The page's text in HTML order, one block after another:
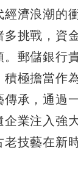
濟浪潮的
挑戰，資
郵儲銀行
極擔當作
承，通過
業注入強
技藝在新